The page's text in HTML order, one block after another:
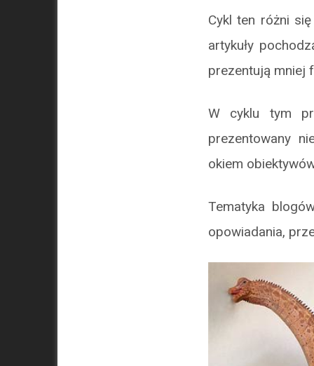
Cykl ten różni
artykuły
prezentują mniej
W cyklu tym
prezentowany
okiem
Tematyka
opowiadania,